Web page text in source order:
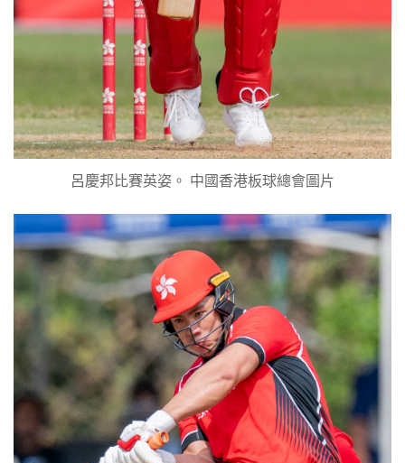
呂慶邦比賽英姿。 中國香港板球總會圖片